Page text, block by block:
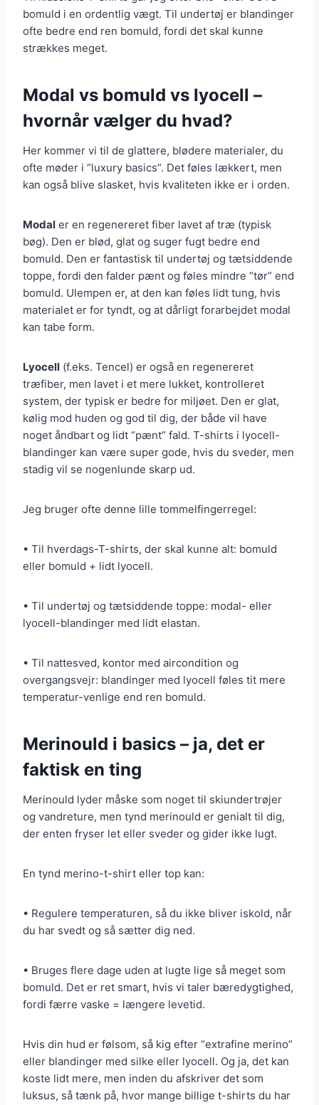
bomuld i en ordentlig vægt. Til undertøj er blandinger
ofte bedre end ren bomuld, fordi det skal kunne
strækkes meget.
Modal vs bomuld vs lyocell –
hvornår vælger du hvad?
Her kommer vi til de glattere, blødere materialer, du
ofte møder i “luxury basics”. Det føles lækkert, men
kan også blive slasket, hvis kvaliteten ikke er i orden.
Modal er en regenereret fiber lavet af træ (typisk
bøg). Den er blød, glat og suger fugt bedre end
bomuld. Den er fantastisk til undertøj og tætsiddende
toppe, fordi den falder pænt og føles mindre “tør” end
bomuld. Ulempen er, at den kan føles lidt tung, hvis
materialet er for tyndt, og at dårligt forarbejdet modal
kan tabe form.
Lyocell (f.eks. Tencel) er også en regenereret
træfiber, men lavet i et mere lukket, kontrolleret
system, der typisk er bedre for miljøet. Den er glat,
kølig mod huden og god til dig, der både vil have
noget åndbart og lidt “pænt” fald. T-shirts i lyocell-
blandinger kan være super gode, hvis du sveder, men
stadig vil se nogenlunde skarp ud.
Jeg bruger ofte denne lille tommelfingerregel:
• Til hverdags-T-shirts, der skal kunne alt: bomuld
eller bomuld + lidt lyocell.
• Til undertøj og tætsiddende toppe: modal- eller
lyocell-blandinger med lidt elastan.
• Til nattesved, kontor med aircondition og
overgangsvejr: blandinger med lyocell føles tit mere
temperatur-venlige end ren bomuld.
Merinould i basics – ja, det er
faktisk en ting
Merinould lyder måske som noget til skiundertrøjer
og vandreture, men tynd merinould er genialt til dig,
der enten fryser let eller sveder og gider ikke lugt.
En tynd merino-t-shirt eller top kan:
• Regulere temperaturen, så du ikke bliver iskold, når
du har svedt og så sætter dig ned.
• Bruges flere dage uden at lugte lige så meget som
bomuld. Det er ret smart, hvis vi taler bæredygtighed,
fordi færre vaske = længere levetid.
Hvis din hud er følsom, så kig efter “extrafine merino”
eller blandinger med silke eller lyocell. Og ja, det kan
koste lidt mere, men inden du afskriver det som
luksus, så tænk på, hvor mange billige t-shirts du har